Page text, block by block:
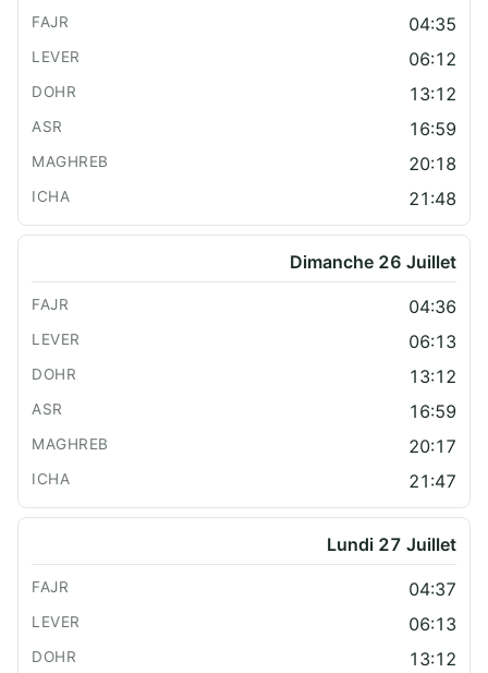
04:35
06:12
13:12
16:59
20:18
21:48
Dimanche 26 Juillet
04:36
06:13
13:12
16:59
20:17
21:47
Lundi 27 Juillet
04:37
06:13
13:12